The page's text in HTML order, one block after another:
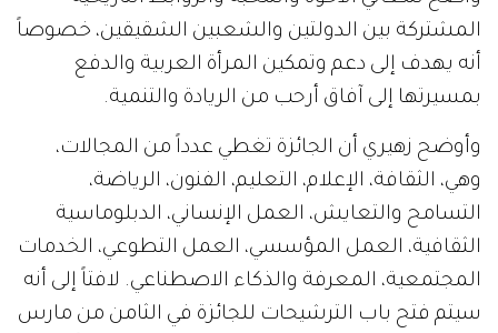
المشتركة بين الدولتين والشعبين الشقيقين، خصوصاً
أنه يهدف إلى دعم وتمكين المرأة العربية والدفع
بمسيرتها إلى آفاق أرحب من الريادة والتنمية.
وأوضح زهيري أن الجائزة تغطي عدداً من المجالات،
وهي، الثقافة، الإعلام، التعليم، الفنون، الرياضة،
التسامح والتعايش، العمل الإنساني، الدبلوماسية
الثقافية، العمل المؤسسي، العمل التطوعي، الخدمات
المجتمعية، المعرفة والذكاء الاصطناعي. لافتاً إلى أنه
سيتم فتح باب الترشيحات للجائزة في الثامن من مارس